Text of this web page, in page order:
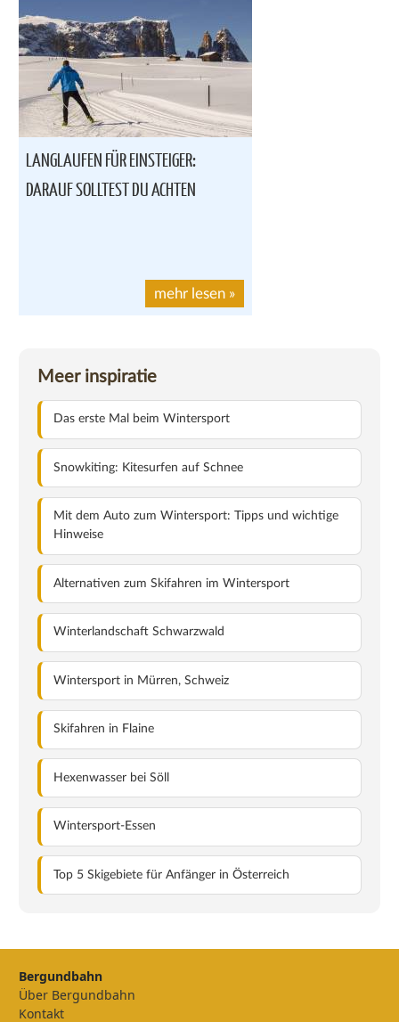
LANGLAUFEN FÜR EINSTEIGER:
DARAUF SOLLTEST DU ACHTEN
mehr lesen »
Meer inspiratie
Das erste Mal beim Wintersport
Snowkiting: Kitesurfen auf Schnee
Mit dem Auto zum Wintersport: Tipps und wichtige
Hinweise
Alternativen zum Skifahren im Wintersport
Winterlandschaft Schwarzwald
Wintersport in Mürren, Schweiz
Skifahren in Flaine
Hexenwasser bei Söll
Wintersport-Essen
Top 5 Skigebiete für Anfänger in Österreich
Bergundbahn
Über Bergundbahn
Kontakt